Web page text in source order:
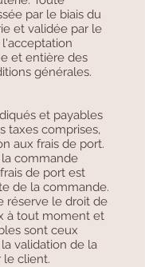
par le biais du
et validée par le
et entière des
générales.
et payables
taxes comprises,
aux frais de port.
commande
de port est
de la commande.
réserve le droit de
à tout moment et
sont ceux
validation de la
le client.